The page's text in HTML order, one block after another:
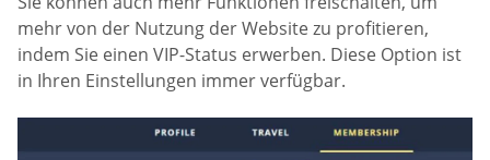
mehr von der Nutzung der Website zu profitieren,
indem Sie einen VIP-Status erwerben. Diese Option ist
in Ihren Einstellungen immer verfügbar.